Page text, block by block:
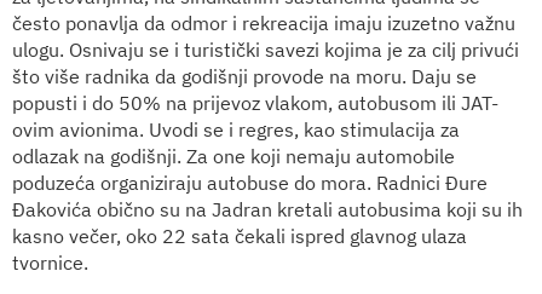
često ponavlja da odmor i rekreacija imaju izuzetno važnu
ulogu. Osnivaju se i turistički savezi kojima je za cilj privući
što više radnika da godišnji provode na moru. Daju se
popusti i do 50% na prijevoz vlakom, autobusom ili JAT-
ovim avionima. Uvodi se i regres, kao stimulacija za
odlazak na godišnji. Za one koji nemaju automobile
poduzeća organiziraju autobuse do mora. Radnici Đure
Đakovića obično su na Jadran kretali autobusima koji su ih
kasno večer, oko 22 sata čekali ispred glavnog ulaza
tvornice.